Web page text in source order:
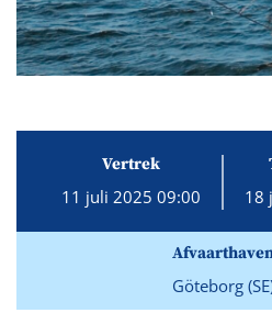
Vertrek
11 juli 2025 09:00 18
Göteborg